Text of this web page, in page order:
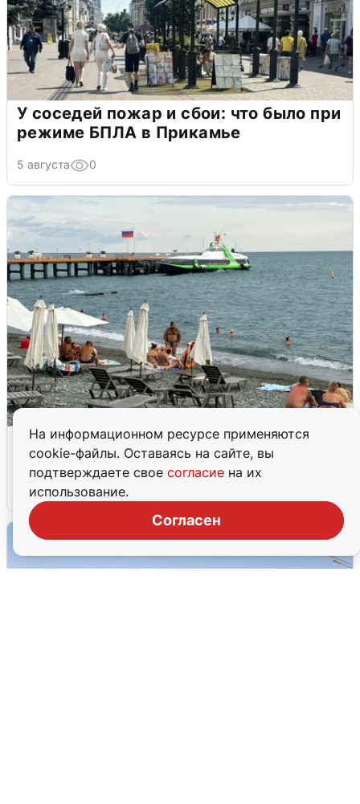
На информационном ресурсе применяются
cookie-файлы. Оставаясь на сайте, вы
подтверждаете свое согласие на их
использование.
Согласен
У соседей пожар и сбои: что было при
режиме БПЛА в Прикамье
5 августа 0
Жители и туристы Сочи рассказали
об атаке БПЛА 5 августа
5 августа 0